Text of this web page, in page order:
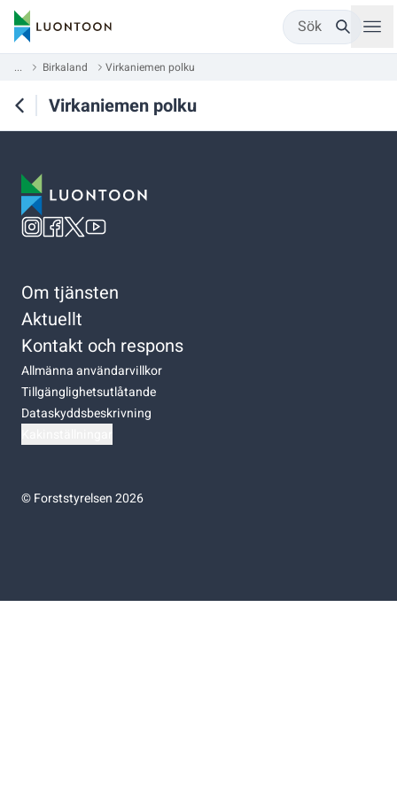
Sök
... Birkaland Virkaniemen polku
Virkaniemen polku
Om tjänsten
Aktuellt
Kontakt och respons
Allmänna användarvillkor
Tillgänglighetsutlåtande
Dataskyddsbeskrivning
©Forststyrelsen 2026